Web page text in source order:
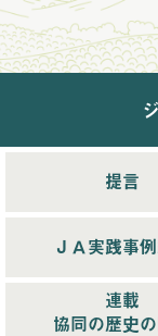
2024年11月
2024年12月
2025年11月
2025年12月配
2025年1月配
2025年3月配
提言
ＪＡ実践事
連載
協同の歴史